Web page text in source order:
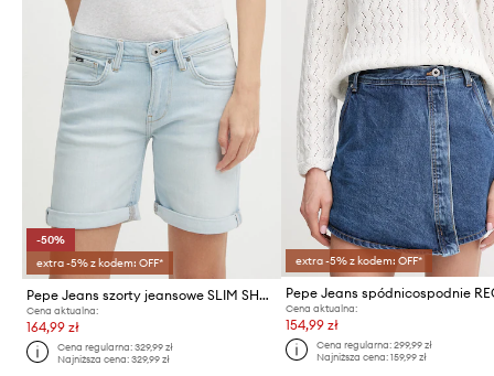
-50%
extra -5% z kodem: OFF*
Pepe Jeans szorty jeansowe SLIM SHORT MW
Cena aktualna:
164,99 zł
Cena regularna:329,99 zł
Najniższa cena:329,99 zł
extra -5% z kodem: OFF*
Cena aktualna:
154,99 zł
Cena regularna: 299,99 zł
Najniższa cena: 159,99 zł